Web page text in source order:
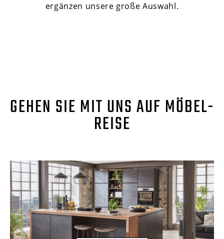
ergänzen unsere große Auswahl.
GEHEN SIE MIT UNS AUF MÖBEL-
REISE